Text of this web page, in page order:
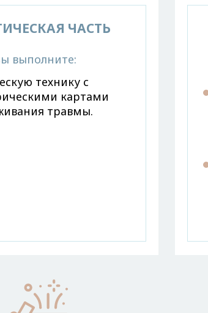
ЧАСТЬ
выполните:
технику с
картами
травмы.